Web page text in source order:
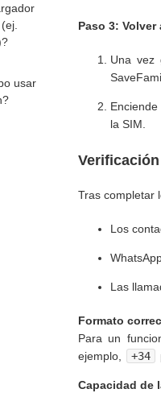
usar
Paso 3: Volver
Una vez
la SIM.
Tras completar
Los
Las
Formato
Para un
ejemplo,
+34
Capacidad de